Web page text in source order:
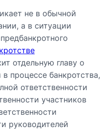
не в обычной
а в ситуации
отдельную главу о
процессе банкротства,
ответственности
участников
руководителей